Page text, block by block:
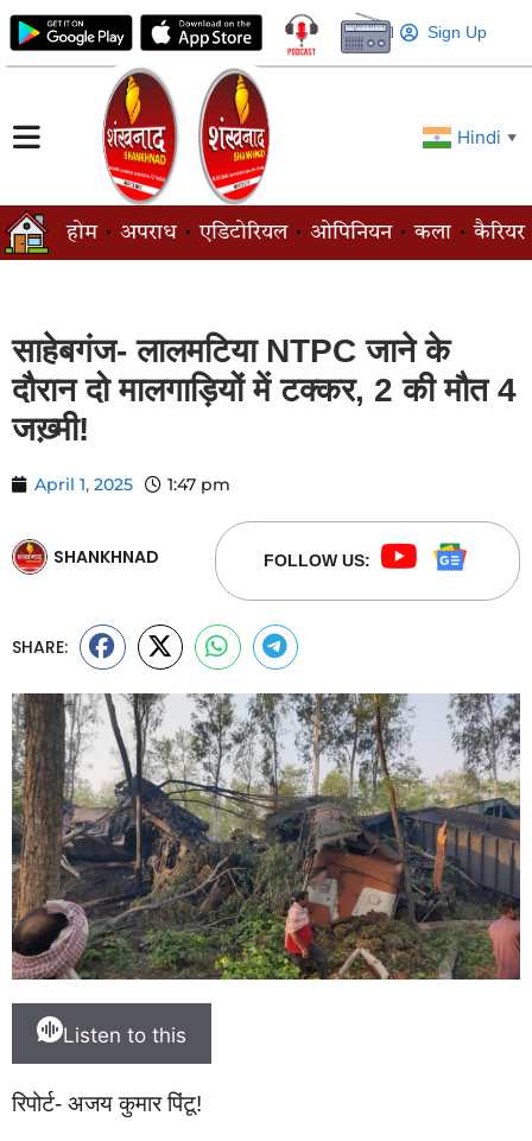
Sign Up
Hindi ▼
होम अपराध एडिटोरियल ओपिनियन कला कैरियर
साहेबगंज- लालमटिया NTPC जाने के
दौरान दो मालगाड़ियों में टक्कर, 2 की मौत 4
जख़्मी!
April 1, 2025 1:47 pm
SHANKHNAD FOLLOW US:
SHARE:
Listen to this
रिपोर्ट- अजय कुमार पिंटू!